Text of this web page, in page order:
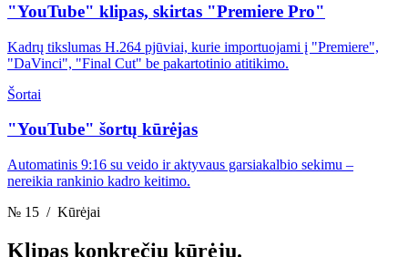
"YouTube" klipas, skirtas "Premiere Pro"
Kadrų tikslumas H.264 pjūviai, kurie importuojami į "Premiere",
"DaVinci", "Final Cut" be pakartotinio atitikimo.
Šortai
"YouTube" šortų kūrėjas
Automatinis 9:16 su veido ir aktyvaus garsiakalbio sekimu –
nereikia rankinio kadro keitimo.
№ 15 / Kūrėjai
Klipas konkrečių kūrėjų.